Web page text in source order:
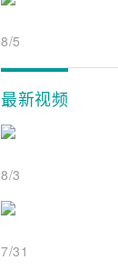
8/5
最新视频
8/3
7/31